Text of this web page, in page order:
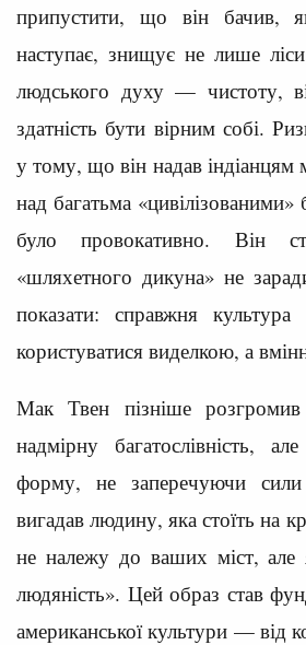
припустити, що він бачив,
наступає, знищує не лише
людського духу — чистоту,
здатність бути вірним собі.
у тому, що він надав індіанцям
над багатьма
було провокативно. Він
«шляхетного дикуна» не
показати: справжня
користуватися виделкою, а
Мак Твен пізніше
надмірну багатослівність,
форму, не заперечуючи
вигадав людину, яка стоїть на
не належу до ваших міст,
людяність». Цей образ став
американської культури — від